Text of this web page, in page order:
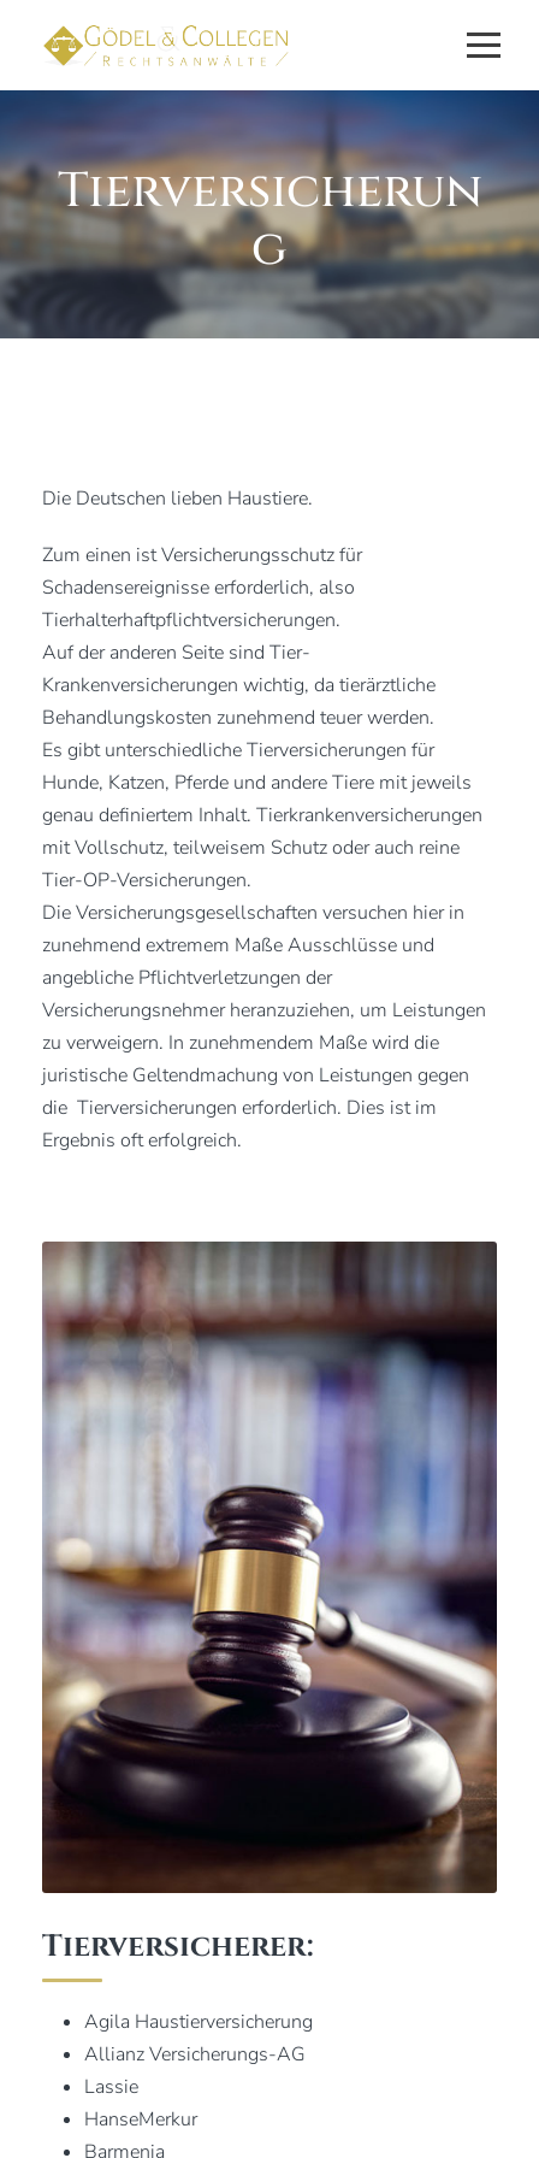
Tierversicherun
g
Die Deutschen lieben Haustiere.
Zum einen ist Versicherungsschutz für
Schadensereignisse erforderlich, also
Tierhalterhaftpflichtversicherungen.
Auf der anderen Seite sind Tier-
Krankenversicherungen wichtig, da tierärztliche
Behandlungskosten zunehmend teuer werden.
Es gibt unterschiedliche Tierversicherungen für
Hunde, Katzen, Pferde und andere Tiere mit jeweils
genau definiertem Inhalt. Tierkrankenversicherungen
mit Vollschutz, teilweisem Schutz oder auch reine
Tier-OP-Versicherungen.
Die Versicherungsgesellschaften versuchen hier in
zunehmend extremem Maße Ausschlüsse und
angebliche Pflichtverletzungen der
Versicherungsnehmer heranzuziehen, um Leistungen
zu verweigern. In zunehmendem Maße wird die
juristische Geltendmachung von Leistungen gegen
die Tierversicherungen erforderlich. Dies ist im
Ergebnis oft erfolgreich.
Tierversicherer:
Agila Haustierversicherung
Allianz Versicherungs-AG
Lassie
HanseMerkur
Barmenia